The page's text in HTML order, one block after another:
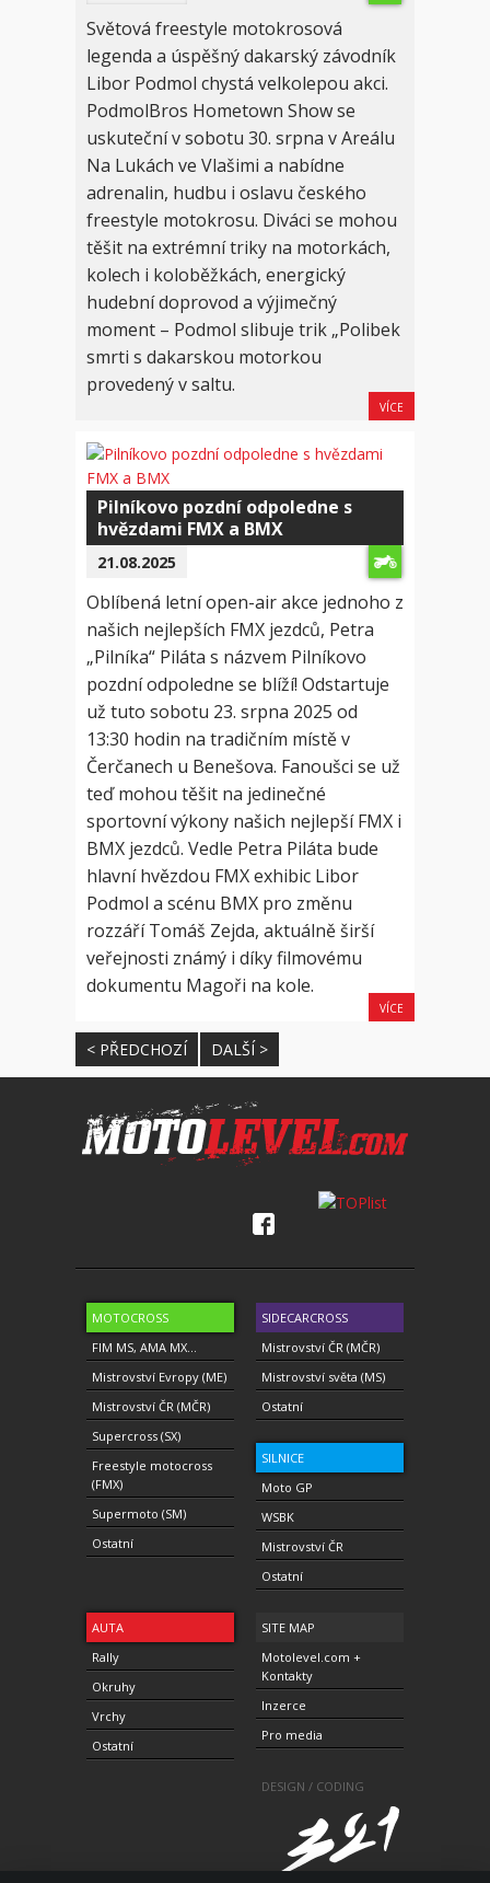
Světová freestyle motokrosová
legenda a úspěšný dakarský závodník
Libor Podmol chystá velkolepou akci.
PodmolBros Hometown Show se
uskuteční v sobotu 30. srpna v Areálu
Na Lukách ve Vlašimi a nabídne
adrenalin, hudbu i oslavu českého
freestyle motokrosu. Diváci se mohou
těšit na extrémní triky na motorkách,
kolech i koloběžkách, energický
hudební doprovod a výjimečný
moment – Podmol slibuje trik „Polibek
smrti s dakarskou motorkou
provedený v saltu.
VÍCE
Pilníkovo pozdní odpoledne s
hvězdami FMX a BMX
21.08.2025
Oblíbená letní open-air akce jednoho z
našich nejlepších FMX jezdců, Petra
„Pilníka“ Piláta s názvem Pilníkovo
pozdní odpoledne se blíží! Odstartuje
už tuto sobotu 23. srpna 2025 od
13:30 hodin na tradičním místě v
Čerčanech u Benešova. Fanoušci se už
teď mohou těšit na jedinečné
sportovní výkony našich nejlepší FMX i
BMX jezdců. Vedle Petra Piláta bude
hlavní hvězdou FMX exhibic Libor
Podmol a scénu BMX pro změnu
rozzáří Tomáš Zejda, aktuálně širší
veřejnosti známý i díky filmovému
dokumentu Magoři na kole.
VÍCE
< PŘEDCHOZÍ DALŠÍ >
MOTOCROSS
FIM MS, AMA MX...
Mistrovství Evropy (ME)
Mistrovství ČR (MČR)
Supercross (SX)
Freestyle motocross
(FMX)
Supermoto (SM)
Ostatní
SIDECARCROSS
Mistrovství ČR (MČR)
Mistrovství světa (MS)
Ostatní
SILNICE
Moto GP
WSBK
Mistrovství ČR
Ostatní
AUTA
Rally
Okruhy
Vrchy
Ostatní
SITE MAP
Motolevel.com +
Kontakty
Inzerce
Pro media
DESIGN / CODING